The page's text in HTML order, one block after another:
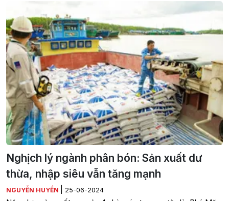
Nghịch lý ngành phân bón: Sản xuất dư
thừa, nhập siêu vẫn tăng mạnh
NGUYỄN HUYỀN 25-06-2024